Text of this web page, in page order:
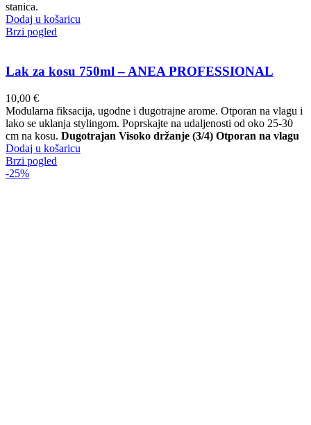
stanica.
Dodaj u košaricu
Brzi pogled
Lak za kosu 750ml – ANEA PROFESSIONAL
10,00 €
Modularna fiksacija, ugodne i dugotrajne arome. Otporan na vlagu i
lako se uklanja stylingom. Poprskajte na udaljenosti od oko 25-30
cm na kosu. Dugotrajan Visoko držanje (3/4) Otporan na vlagu
Dodaj u košaricu
Brzi pogled
-25%